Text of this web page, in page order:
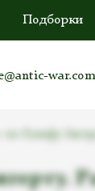
Подборки
war.com